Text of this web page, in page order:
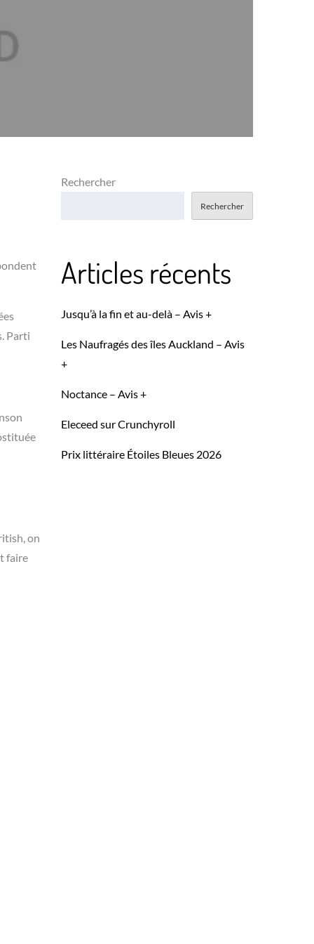
Parti
on
faire
Rechercher
Rechercher
Articles récents
Jusqu’à la fin et au-delà – Avis +
Les Naufragés des îles Auckland – Avis
+
Noctance – Avis +
Eleceed sur Crunchyroll
Prix littéraire Étoiles Bleues 2026